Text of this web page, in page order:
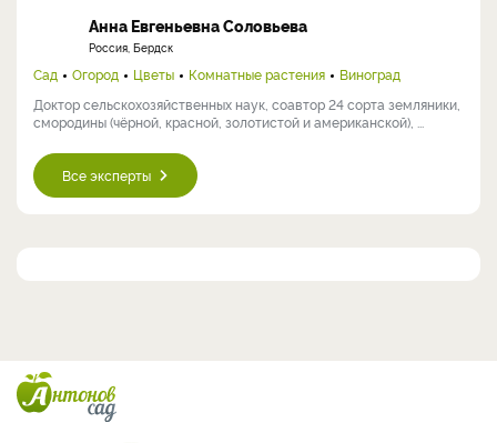
Анна Евгеньевна Соловьева
Россия, Бердск
Сад Огород Цветы Комнатные растения
Виноград
Доктор сельскохозяйственных наук, соавтор 24 сорта земляники,
смородины (чёрной, красной, золотистой и американской), ...
Все эксперты